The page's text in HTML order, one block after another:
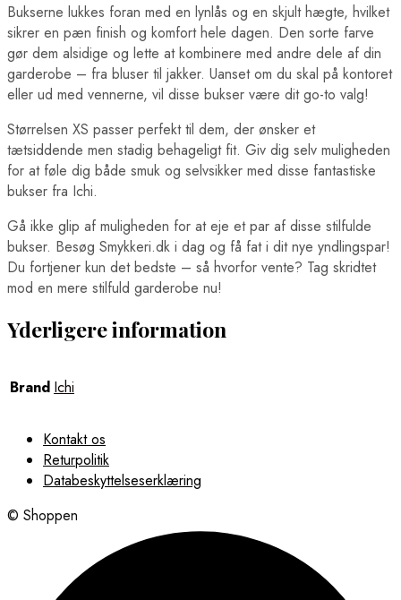
Bukserne lukkes foran med en lynlås og en skjult hægte, hvilket
sikrer en pæn finish og komfort hele dagen. Den sorte farve
gør dem alsidige og lette at kombinere med andre dele af din
garderobe – fra bluser til jakker. Uanset om du skal på kontoret
eller ud med vennerne, vil disse bukser være dit go-to valg!
Størrelsen XS passer perfekt til dem, der ønsker et
tætsiddende men stadig behageligt fit. Giv dig selv muligheden
for at føle dig både smuk og selvsikker med disse fantastiske
bukser fra Ichi.
Gå ikke glip af muligheden for at eje et par af disse stilfulde
bukser. Besøg Smykkeri.dk i dag og få fat i dit nye yndlingspar!
Du fortjener kun det bedste – så hvorfor vente? Tag skridtet
mod en mere stilfuld garderobe nu!
Yderligere information
Brand Ichi
Kontakt os
Returpolitik
Databeskyttelseserklæring
© Shoppen